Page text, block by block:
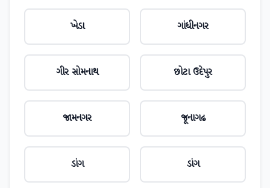
ખેડા ગાંધીનગર
ગીર સોમનાથ છોટા ઉદેપુર
જામનગર જૂનાગઢ
ડાંગ ડાંગ